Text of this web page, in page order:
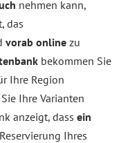
nehmen kann,
das
vorab online zu
bekommen Sie
Ihre Region
Ihre Varianten
anzeigt, dass ein
Ihres